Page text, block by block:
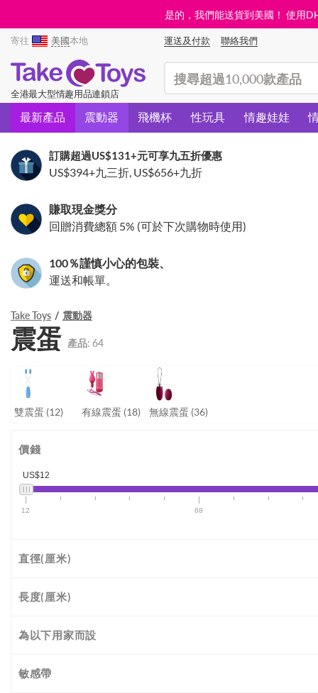
是的，我們能送貨到美國！ 使用
寄往 美國本地 運送及付款 聯絡我們
全港最大型情趣用品連鎖店
最新產品 震動器 飛機杯 性玩具 情趣娃娃
訂購超過US$131+元可享九五折優惠
US$394+九三折, US$656+九折
賺取現金獎分
回贈消費總額 5% (可於下次購物時使用)
100％謹慎小心的包裝、
運送和帳單。
Take Toys 震動器
震蛋 產品: 64
雙震蛋 (12) 有線震蛋 (18) 無線震蛋 (36)
價錢
US$12
12 68
直徑(厘米)
長度(厘米)
為以下用家而設
敏感帶